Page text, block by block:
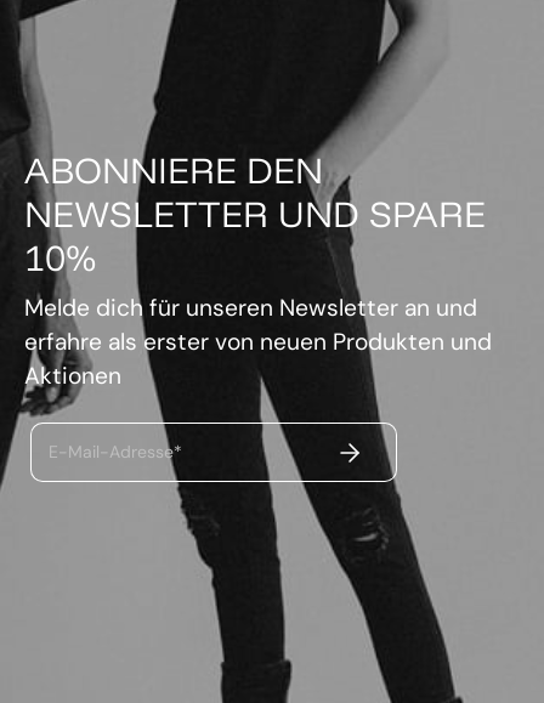
ABONNIERE DEN
NEWSLETTER UND SPARE
10%
Melde dich für unseren Newsletter an und
erfahre als erster von neuen Produkten und
Aktionen
E-Mail-Adresse* ABSENDEN